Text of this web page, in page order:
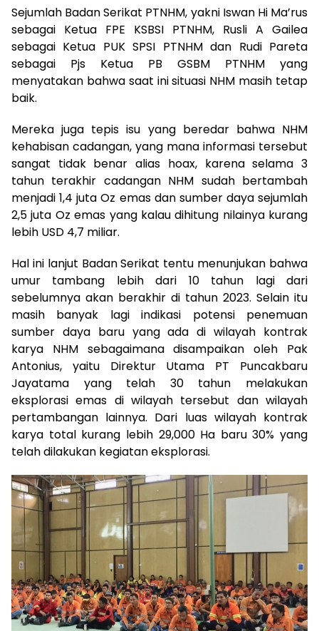
Sejumlah Badan Serikat PTNHM, yakni Iswan Hi Ma’rus
sebagai Ketua FPE KSBSI PTNHM, Rusli A Gailea
sebagai Ketua PUK SPSI PTNHM dan Rudi Pareta
sebagai Pjs Ketua PB GSBM PTNHM yang
menyatakan bahwa saat ini situasi NHM masih tetap
baik.
Mereka juga tepis isu yang beredar bahwa NHM
kehabisan cadangan, yang mana informasi tersebut
sangat tidak benar alias hoax, karena selama 3
tahun terakhir cadangan NHM sudah bertambah
menjadi 1,4 juta Oz emas dan sumber daya sejumlah
2,5 juta Oz emas yang kalau dihitung nilainya kurang
lebih USD 4,7 miliar.
Hal ini lanjut Badan Serikat tentu menunjukan bahwa
umur tambang lebih dari 10 tahun lagi dari
sebelumnya akan berakhir di tahun 2023. Selain itu
masih banyak lagi indikasi potensi penemuan
sumber daya baru yang ada di wilayah kontrak
karya NHM sebagaimana disampaikan oleh Pak
Antonius, yaitu Direktur Utama PT Puncakbaru
Jayatama yang telah 30 tahun melakukan
eksplorasi emas di wilayah tersebut dan wilayah
pertambangan lainnya. Dari luas wilayah kontrak
karya total kurang lebih 29,000 Ha baru 30% yang
telah dilakukan kegiatan eksplorasi.